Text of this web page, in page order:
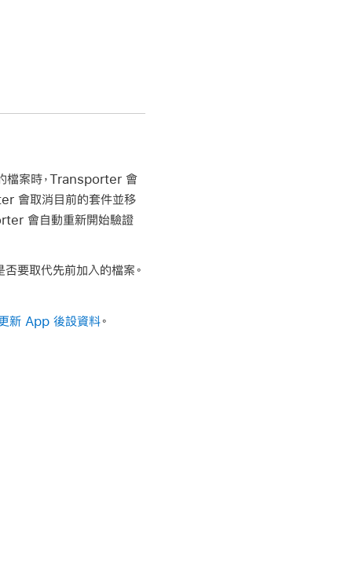
的檔案時，Transporter 會
會取消目前的套件並移
會自動重新開始驗證
要取代先前加入的檔案。
新 App 後設資料。